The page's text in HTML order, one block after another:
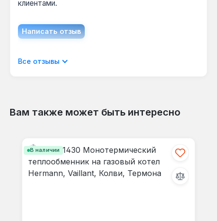
клиентами.
Написать отзыв
Отображать отзывы только на текущем
Все отзывы
Вам также может быть интересно
В наличии